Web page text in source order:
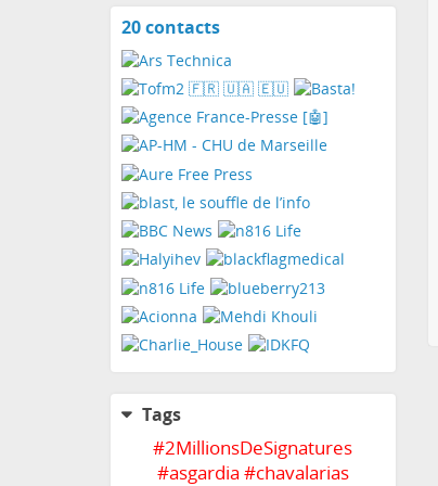
20 contactsView
Tags
#2MillionsDeSignatures
#asgardia #chavalarias